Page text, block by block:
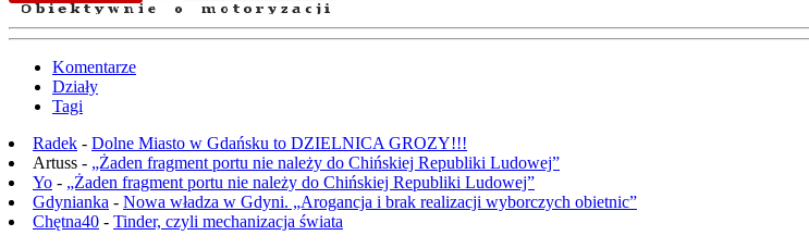
Komentarze
Działy
Tagi
Radek - Dolne Miasto w Gdańsku to DZIELNICA GROZY!!!
Artuss - „Żaden fragment portu nie należy do Chińskiej Republiki Ludowej”
Yo - „Żaden fragment portu nie należy do Chińskiej Republiki Ludowej”
Gdynianka - Nowa władza w Gdyni. „Arogancja i brak realizacji wyborczych obietnic”
Chętna40 - Tinder, czyli mechanizacja świata